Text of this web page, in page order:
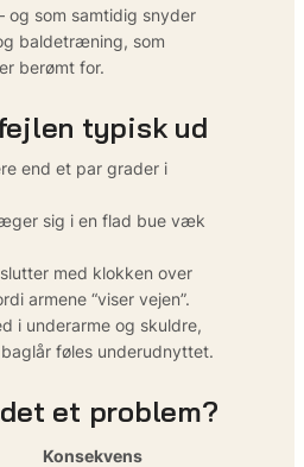
og som samtidig snyder
balde­træning, som
berømt for.
typisk ud
end et par grader i
sig i en flad bue væk
med klokken over
armene “viser vejen”.
i underarme og skuldre,
føles underudnyttet.
et problem?
Konsekvens